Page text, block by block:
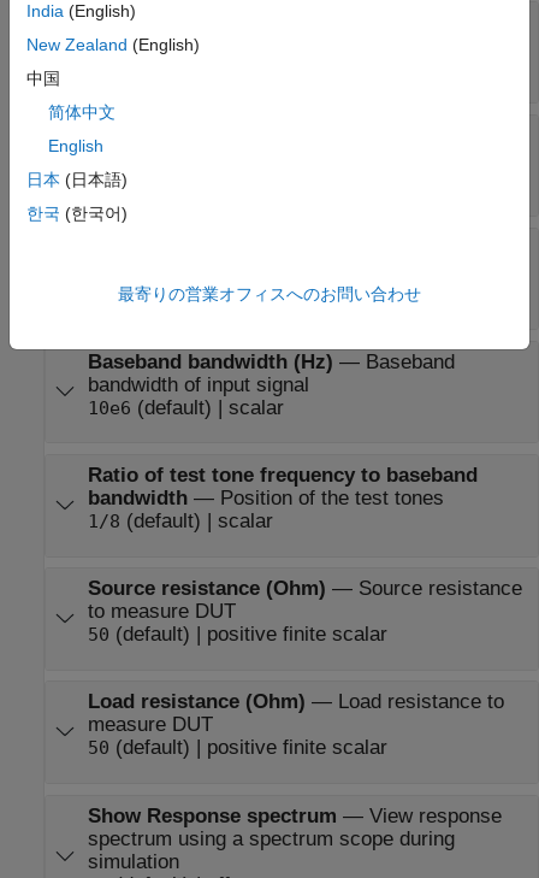
Input power amplitude (dBm)
DUT
Input frequency (Hz)
DUT
2.1e9
2.1e9(default) | scalar
Baseband bandwidth (Hz) — Baseband
bandwidth of input signal
10e6 (default) | scalar
Ratio of test tone frequency to baseband
bandwidth— Position of the test tones
1/8 (default) | scalar
Source resistance (Ohm) — Source resistance
to measure DUT
50 (default) | positive finite scalar
Load resistance (Ohm) — Load resistance to
measure DUT
50 (default) | positive finite scalar
Show Response spectrum — View response
spectrum using a spectrum scope during
simulation
India (English)
New Zealand (English)
中国
简体中文
English
日本 (日本語)
한국 (한국어)
最寄りの営業オフィスへのお問い合わせ